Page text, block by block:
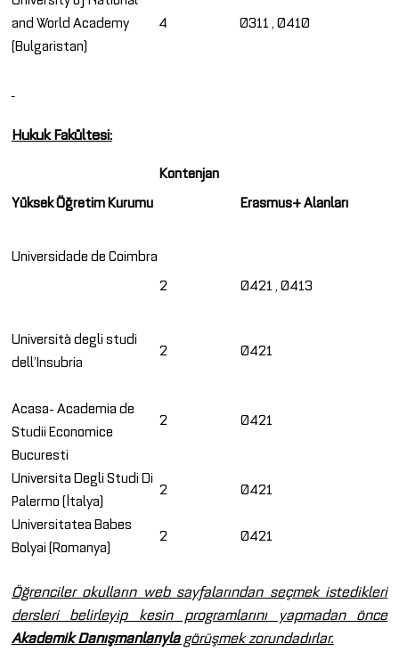
and World Academy
(Bulgaristan)
4 0311 , 0410
Hukuk Fakültesi:
Yüksek Öğretim Kurumu
Kontenjan
Erasmus+ Alanları
Universidade de Coimbra
2
0421 , 0413
Università degli studi
dell’Insubria
2 0421
Acasa- Academia de
Studii Economice
Bucuresti
2 0421
Universita Degli Studi Di
Palermo (İtalya)
2
0421
Universitatea Babes
Bolyai (Romanya)
2 0421
Öğrenciler okulların web sayfalarından seçmek istedikleri
dersleri belirleyip kesin programlarını yapmadan önce
Akademik Danışmanlarıylagörüşmek zorundadırlar.